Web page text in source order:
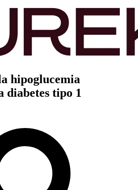
hipoglucemia
diabetes tipo 1